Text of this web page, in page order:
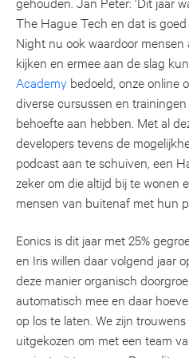
The Hague Tech en dat is
Night nu ook waardoor
kijken en ermee aan de slag
Academy bedoeld, onze online
diverse cursussen en
behoefte aan hebben. Met al
developers tevens de
podcast aan te schuiven, een
zeker om die altijd bij te wonen
mensen van buitenaf met hun
Eonics is dit jaar met 25%
en Iris willen daar volgend jaar
deze manier organisch
automatisch mee en daar
op los te laten. We zijn
uitgekozen om met een team